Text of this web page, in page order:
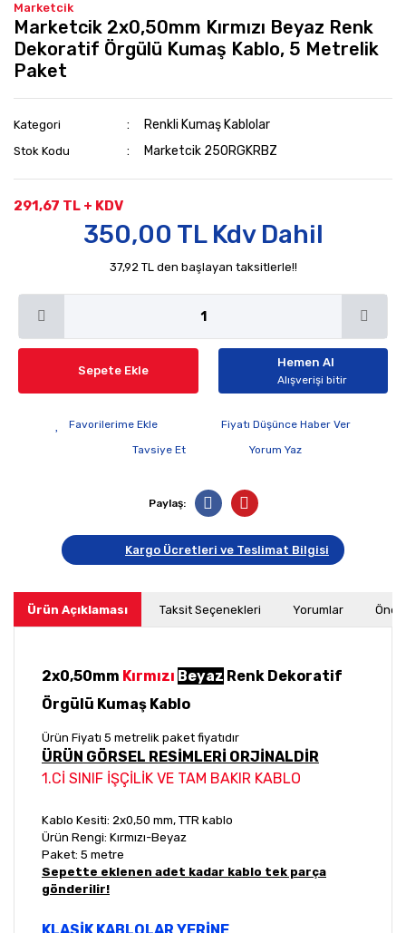
Marketcik
Marketcik 2x0,50mm Kırmızı Beyaz Renk
Dekoratif Örgülü Kumaş Kablo, 5 Metrelik
Paket
Kategori Renkli Kumaş Kablolar
Stok Kodu Marketcik 250RGKRBZ
291,67 TL + KDV
350,00 TL Kdv Dahil
37,92 TL den başlayan taksitlerle!!
Sepete Ekle
Hemen Al
Alışverişi bitir
Fiyatı Düşünce Haber Ver
Tavsiye Et
Yorum Yaz
Paylaş:
Kargo Ücretleri ve Teslimat Bilgisi
Ürün Açıklaması Taksit Seçenekleri Yorumlar
2x0,50mm Kırmızı Beyaz Renk Dekoratif
Örgülü Kumaş Kablo
Ürün Fiyatı 5 metrelik paket fiyatıdır
ÜRÜN GÖRSEL RESİMLERİ ORJİNALDİR
1.Cİ SINIF İŞÇİLİK VE TAM BAKIR KABLO
Kablo Kesiti: 2x0,50 mm, TTR kablo
Ürün Rengi: Kırmızı-Beyaz
Paket: 5 metre
Sepette eklenen adet kadar kablo tek parça
gönderilir!